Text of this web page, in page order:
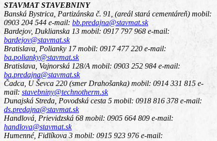
STAVMAT STAVEBNINY
Banská Bystrica, Partizánska č. 91, (areál stará cementáreň) mobil:
0903 204 544 e-mail: bb.predajna@stavmat.sk
Bardejov, Duklianska 13 mobil: 0917 797 968 e-mail:
bardejov@stavmat.sk
Bratislava, Polianky 17mobil: 0917 477 220 e-mail:
ba.polianky@stavmat.sk
Bratislava, Vajnorská 128/A mobil: 0903 252 984 e-mail:
ba.predajna@stavmat.sk
Čadca, U Ševca 220 (smer Drahošanka) mobil: 0914 331 815 e-
mail: stavebniny@technotherm.sk
Dunajská Streda, Povodská cesta 5 mobil: 0918 816 378 e-mail:
ds.predajna@stavmat.sk
Handlová, Prievidzská 68 mobil: 0905 664 809 e-mail:
handlova@stavmat.sk
Humenné, Fidlíkova 3 mobil: 0915 923 976 e-mail: